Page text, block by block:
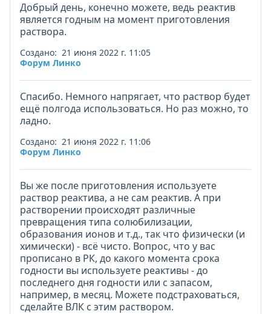
Добрый день, конечно можете, ведь реактив
является годным на момент приготовления
раствора.
Создано: 21 июня 2022 г. 11:05
Форум Линко
Спасибо. Немного напрягает, что раствор будет
ещё полгода использоваться. Но раз можно, то
ладно.
Создано: 21 июня 2022 г. 11:06
Форум Линко
Вы же после приготовления используете
раствор реактива, а не сам реактив. А при
растворении происходят различные
превращения типа солюбилизации,
образования ионов и т.д., так что физически (и
химически) - всё чисто. Вопрос, что у вас
прописано в РК, до какого момента срока
годности вы используете реактивы - до
последнего дня годности или с запасом,
например, в месяц. Можете подстраховаться,
сделайте ВЛК с этим раствором.